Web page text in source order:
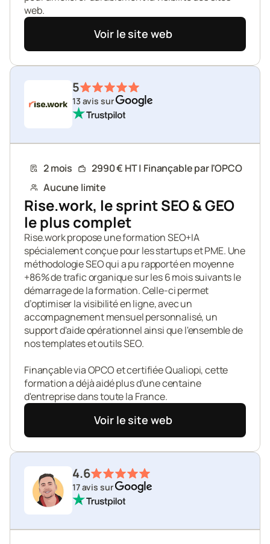
web.
Voir le site web
5
13 avis sur
2 mois
2990 € HT | Finançable par l'OPCO
Aucune limite
Rise.work, le sprint SEO & GEO
le plus complet
Rise.work propose une formation SEO+IA
spécialement conçue pour les startups et PME. Une
méthodologie SEO qui a pu rapporté en moyenne
+86% de trafic organique sur les 6 mois suivants le
démarrage de la formation. Celle-ci permet
d’optimiser la visibilité en ligne, avec un
accompagnement mensuel personnalisé, un
support d'aide opérationnel ainsi que l'ensemble de
nos templates et outils SEO.
Finançable via OPCO et certifiée Qualiopi, cette
formation a déjà aidé plus d'une centaine
d'entreprise dans toute la France.
Voir le site web
4.6
17 avis sur